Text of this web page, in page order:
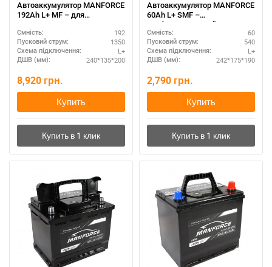
Автоаккумулятор MANFORCE
192Ah L+ MF – для
Ємність: 192
Пусковий струм: 1350
Схема підключення: L+
ДШВ (мм): 240*135*200
8,920 грн.
Купить
Автоаккумулятор MANFORCE
60Ah L+ SMF –
необслуживаемый
Ємність: 60
Пусковий струм: 540
Схема підключення: L+
ДШВ (мм): 242*175*190
2,790 грн.
Купить